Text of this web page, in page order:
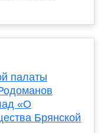
палаты
«О
Брянской